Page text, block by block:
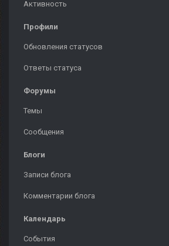
Активность
Профили
Обновления статусов
Ответы статуса
Форумы
Темы
Сообщения
Блоги
Записи блога
Комментарии блога
Календарь
События